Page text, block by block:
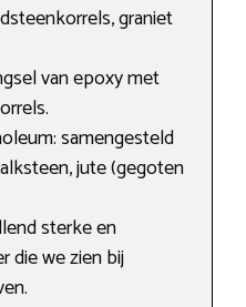
graniet
van epoxy met
samengesteld
jute (gegoten
sterke en
die we zien bij